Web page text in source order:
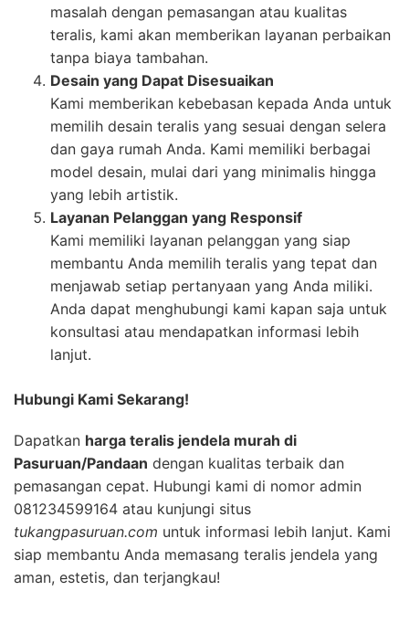
masalah dengan pemasangan atau kualitas
teralis, kami akan memberikan layanan perbaikan
tanpa biaya tambahan.
Desain yang Dapat Disesuaikan
Kami memberikan kebebasan kepada Anda untuk
memilih desain teralis yang sesuai dengan selera
dan gaya rumah Anda. Kami memiliki berbagai
model desain, mulai dari yang minimalis hingga
yang lebih artistik.
Layanan Pelanggan yang Responsif
Kami memiliki layanan pelanggan yang siap
membantu Anda memilih teralis yang tepat dan
menjawab setiap pertanyaan yang Anda miliki.
Anda dapat menghubungi kami kapan saja untuk
konsultasi atau mendapatkan informasi lebih
lanjut.
Hubungi Kami Sekarang!
Dapatkan harga teralis jendela murah di
Pasuruan/Pandaan dengan kualitas terbaik dan
pemasangan cepat. Hubungi kami di nomor admin
081234599164 atau kunjungi situs
tukangpasuruan.com untuk informasi lebih lanjut. Kami
siap membantu Anda memasang teralis jendela yang
aman, estetis, dan terjangkau!